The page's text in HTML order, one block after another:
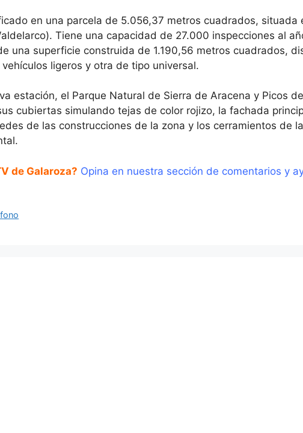
en una parcela de 5.056,37 metros cuadrados, situada
Tiene una capacidad de 27.000 inspecciones al
una superficie construida de 1.190,56 metros cuadrados,
ligeros y otra de tipo universal.
estación, el Parque Natural de Sierra de Aracena y Picos
cubiertas simulando tejas de color rojizo, la fachada
de las construcciones de la zona y los cerramientos de
de Galaroza? Opina en nuestra sección de comentarios y